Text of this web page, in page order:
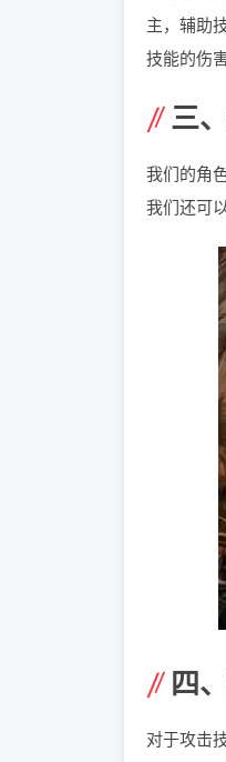
主，辅助
技能的伤
三
我们的角
我们还可
四
对于攻击